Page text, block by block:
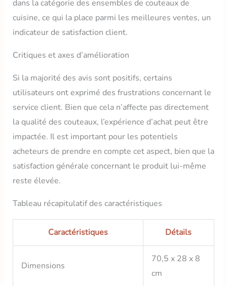
dans la catégorie des ensembles de couteaux de
cuisine, ce qui la place parmi les meilleures ventes, un
indicateur de satisfaction client.
Critiques et axes d’amélioration
Si la majorité des avis sont positifs, certains
utilisateurs ont exprimé des frustrations concernant le
service client. Bien que cela n’affecte pas directement
la qualité des couteaux, l’expérience d’achat peut être
impactée. Il est important pour les potentiels
acheteurs de prendre en compte cet aspect, bien que la
satisfaction générale concernant le produit lui-même
reste élevée.
Tableau récapitulatif des caractéristiques
Caractéristiques Détails
Dimensions
70,5 x 28 x 8
cm